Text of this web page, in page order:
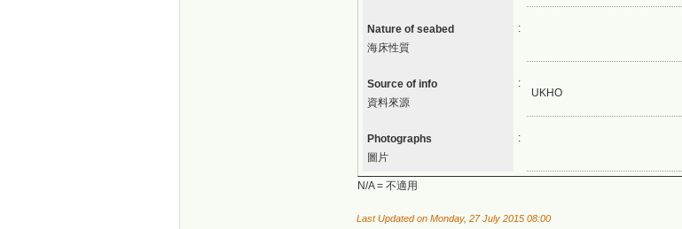
Nature of seabed
海床性質
:
Source of info
資料來源
:
UKHO
Photographs
圖片
:
N/A = 不適用
Last Updated on Monday, 27 July 2015 08:00